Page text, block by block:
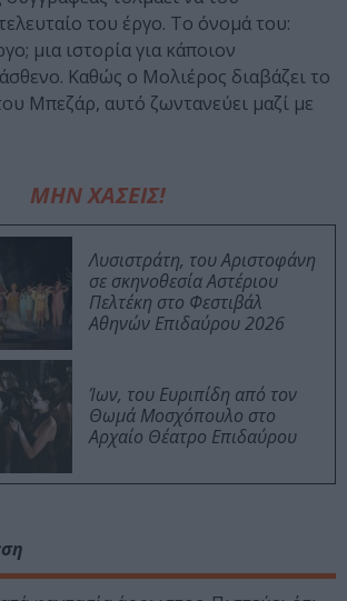
του έργο. Το όνομά του:
μια ιστορία για κάποιον
Καθώς ο Μολιέρος διαβάζει το
Μπεζάρ, αυτό ζωντανεύει μαζί με
ΜΗΝ ΧΑΣΕΙΣ!
Λυσιστράτη, του Αριστοφάνη
σε σκηνοθεσία Αστέριου
Πελτέκη στο Φεστιβάλ
Αθηνών Επιδαύρου 2026
Ίων, του Ευριπίδη από τον
Θωμά Μοσχόπουλο στο
Αρχαίο Θέατρο Επιδαύρου